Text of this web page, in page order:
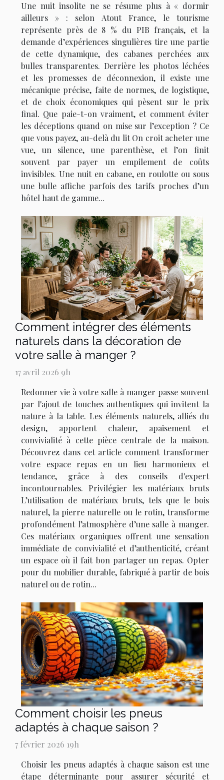
Une nuit insolite ne se résume plus à « dormir
ailleurs » : selon Atout France, le tourisme
représente près de 8 % du PIB français, et la
demande d’expériences singulières tire une partie
de cette dynamique, des cabanes perchées aux
bulles transparentes. Derrière les photos léchées
et les promesses de déconnexion, il existe une
mécanique précise, faite de normes, de logistique,
et de choix économiques qui pèsent sur le prix
final. Que paie-t-on vraiment, et comment éviter
les déceptions quand on mise sur l’exception ? Ce
que vous payez, au-delà du lit On croit acheter une
vue, un silence, une parenthèse, et l’on finit
souvent par payer un empilement de coûts
invisibles. Une nuit en cabane, en roulotte ou sous
une bulle affiche parfois des tarifs proches d’un
hôtel haut de gamme...
Comment intégrer des éléments
naturels dans la décoration de
votre salle à manger ?
17 avril 2026 9h
Redonner vie à votre salle à manger passe souvent
par l'ajout de touches authentiques qui invitent la
nature à la table. Les éléments naturels, alliés du
design, apportent chaleur, apaisement et
convivialité à cette pièce centrale de la maison.
Découvrez dans cet article comment transformer
votre espace repas en un lieu harmonieux et
tendance, grâce à des conseils d'expert
incontournables. Privilégier les matériaux bruts
L’utilisation de matériaux bruts, tels que le bois
naturel, la pierre naturelle ou le rotin, transforme
profondément l’atmosphère d’une salle à manger.
Ces matériaux organiques offrent une sensation
immédiate de convivialité et d’authenticité, créant
un espace où il fait bon partager un repas. Opter
pour du mobilier durable, fabriqué à partir de bois
naturel ou de rotin...
Comment choisir les pneus
adaptés à chaque saison ?
7 février 2026 19h
Choisir les pneus adaptés à chaque saison est une
étape déterminante pour assurer sécurité et